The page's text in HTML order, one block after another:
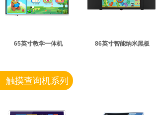
65英寸教学一体机 86英寸智能纳米黑板
触摸查询机系列